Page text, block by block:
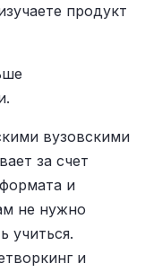
продукт
вузовскими
за счет
и
не нужно
учиться.
и